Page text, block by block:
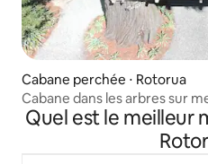
Cabane perchée ⋅ Rotorua
Cabane dans les arbres sur
Chaleureuse + Confortable
Quel est le meilleur